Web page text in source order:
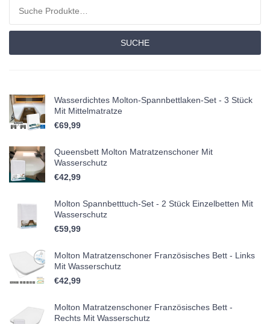
SUCHE
Wasserdichtes Molton-Spannbettlaken-Set - 3 Stück
Mit Mittelmatratze
€69,99
Queensbett Molton Matratzenschoner Mit
Wasserschutz
€42,99
Molton Spannbetttuch-Set - 2 Stück Einzelbetten Mit
Wasserschutz
€59,99
Molton Matratzenschoner Französisches Bett - Links
Mit Wasserschutz
€42,99
Molton Matratzenschoner Französisches Bett -
Rechts Mit Wasserschutz